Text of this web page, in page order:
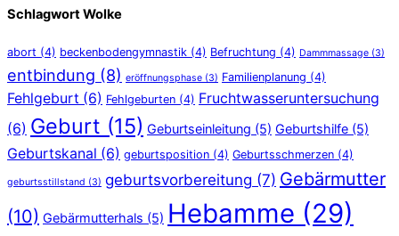
Schlagwort Wolke
abort (4) beckenbodengymnastik (4) Befruchtung (4) Dammmassage (3)
entbindung (8) eröffnungsphase (3) Familienplanung (4)
Fehlgeburt (6) Fehlgeburten (4) Fruchtwasseruntersuchung
(6) Geburt (15) Geburtseinleitung (5) Geburtshilfe (5)
Geburtskanal (6) geburtsposition (4) Geburtsschmerzen (4)
geburtsstillstand (3) geburtsvorbereitung (7) Gebärmutter
(10) Gebärmutterhals (5) Hebamme (29)